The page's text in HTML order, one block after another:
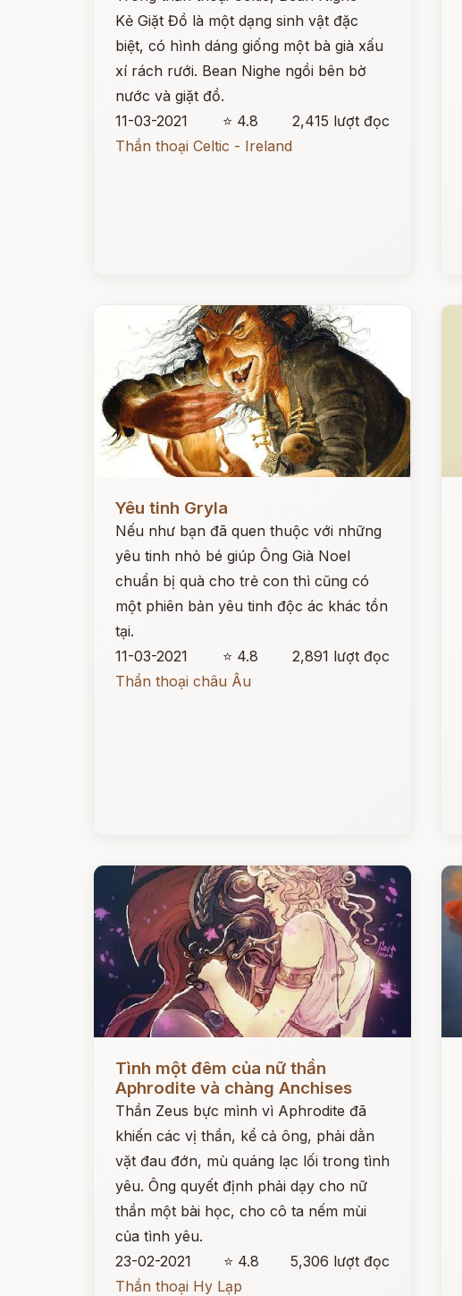
Kẻ Giặt Đồ là một dạng sinh vật đặc
biệt, có hình dáng giống một bà già xấu
xí rách rưới. Bean Nighe ngồi bên bờ
nước và giặt đồ.
11-03-2021
⭐ 4.8
2,415 lượt đọc
Thần thoại Celtic - Ireland
Yêu tinh Gryla
Nếu như bạn đã quen thuộc với những
yêu tinh nhỏ bé giúp Ông Già Noel
chuẩn bị quà cho trẻ con thì cũng có
một phiên bản yêu tinh độc ác khác tồn
tại.
11-03-2021
⭐ 4.8
2,891 lượt đọc
Thần thoại châu Âu
Tình một đêm của nữ thần
Aphrodite và chàng Anchises
Thần Zeus bực mình vì Aphrodite đã
khiến các vị thần, kể cả ông, phải dằn
vặt đau đớn, mù quáng lạc lối trong tình
yêu. Ông quyết định phải dạy cho nữ
thần một bài học, cho cô ta nếm mùi
của tình yêu.
23-02-2021
⭐ 4.8
5,306 lượt đọc
Thần thoại Hy Lạp